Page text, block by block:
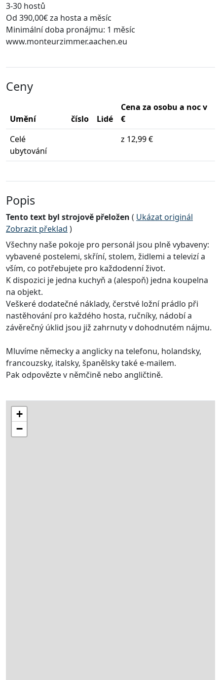
3-30 hostů
Od 390,00€ za hosta a měsíc
Minimální doba pronájmu: 1 měsíc
www.monteurzimmer.aachen.eu
Ceny
Umění číslo Lidé
Cena za osobu a noc v
€
Celé
ubytování
z 12,99 €
Popis
Tento text byl strojově přeložen ( Ukázat originál
Zobrazit překlad )
Všechny naše pokoje pro personál jsou plně vybaveny:
vybavené postelemi, skříní, stolem, židlemi a televizí a
vším, co potřebujete pro každodenní život.
K dispozici je jedna kuchyň a (alespoň) jedna koupelna
na objekt.
Veškeré dodatečné náklady, čerstvé ložní prádlo při
nastěhování pro každého hosta, ručníky, nádobí a
závěrečný úklid jsou již zahrnuty v dohodnutém nájmu.
Mluvíme německy a anglicky na telefonu, holandsky,
francouzsky, italsky, španělsky také e-mailem.
Pak odpovězte v němčině nebo angličtině.
+
−